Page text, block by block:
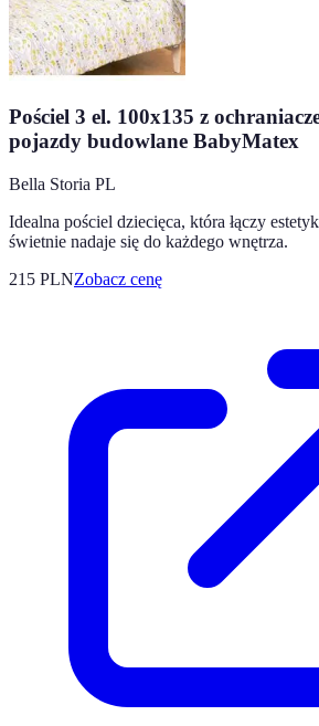
Pościel 3 el. 100x135 z
pojazdy budowlane BabyMatex
Bella Storia PL
Idealna pościel dziecięca, która łączy
świetnie nadaje się do każdego wnętrza.
215 PLNZobacz cenę